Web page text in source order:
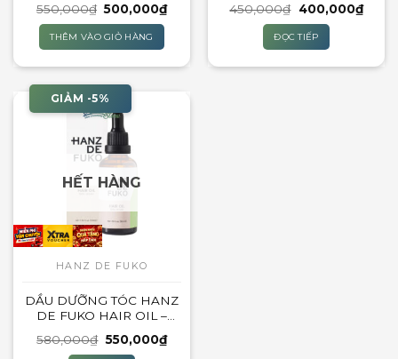
550,000₫ Giá
là:
550,000₫.
500,000₫Giá
hiện
THÊM VÀO GIỎ HÀNG
450,000₫ Giá
là:
450,000₫.
400,000₫Giá
hiện
ĐỌC TIẾP
GIẢM -5%
HẾT HÀNG
HANZ DE FUKO
DẦU DƯỠNG TÓC HANZ
DE FUKO HAIR OIL –
580,000₫ Giá
550,000₫Giá
hiện